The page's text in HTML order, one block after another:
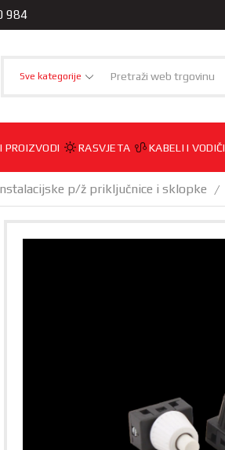
984
Sve kategorije
PROIZVODI RASVJETA KABELI I VODIČI
p/ž priključnice i sklopke /